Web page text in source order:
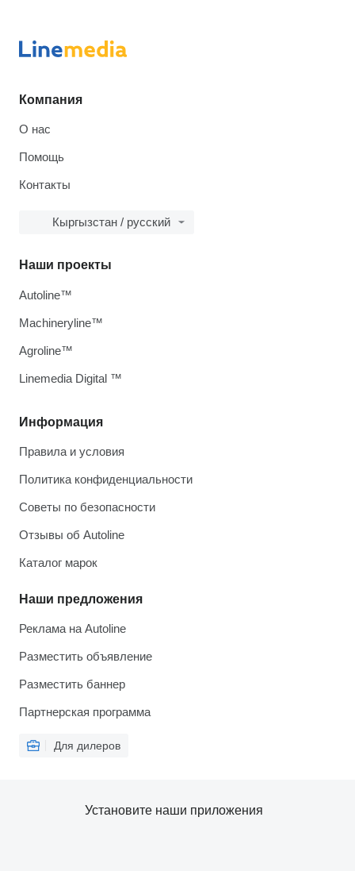
Компания
О нас
Помощь
Контакты
Кыргызстан / русский
Информация
Правила и условия
Политика конфиденциальности
Советы по безопасности
Отзывы об Autoline
Каталог марок
Наши предложения
Реклама на Autoline
Разместить объявление
Разместить баннер
Партнерская программа
Для дилеров
Наши проекты
Autoline™
Machineryline™
Agroline™
Linemedia Digital ™
Установите наши приложения